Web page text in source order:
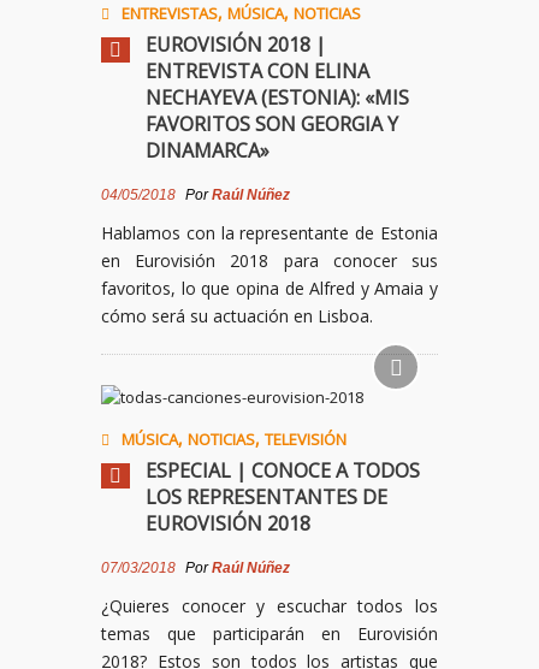
ENTREVISTAS, MÚSICA, NOTICIAS
EUROVISIÓN 2018 |
ENTREVISTA CON ELINA
NECHAYEVA (ESTONIA): «MIS
FAVORITOS SON GEORGIA Y
DINAMARCA»
04/05/2018 PorRaúl Núñez
Hablamos con la representante de Estonia
en Eurovisión 2018 para conocer sus
favoritos, lo que opina de Alfred y Amaia y
cómo será su actuación en Lisboa.
MÚSICA, NOTICIAS, TELEVISIÓN
ESPECIAL | CONOCE A TODOS
LOS REPRESENTANTES DE
EUROVISIÓN 2018
07/03/2018 PorRaúl Núñez
¿Quieres conocer y escuchar todos los
temas que participarán en Eurovisión
2018? Estos son todos los artistas que